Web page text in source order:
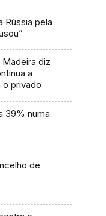
Rússia pela
diz
a
o privado
39% numa
de